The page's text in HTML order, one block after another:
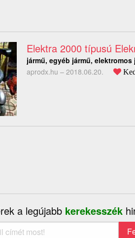
Elektra 2000 típusú
jármű, egyéb jármű, elektromos
aprodx.hu – 2018.06.20.
a legújabb kerekesszék